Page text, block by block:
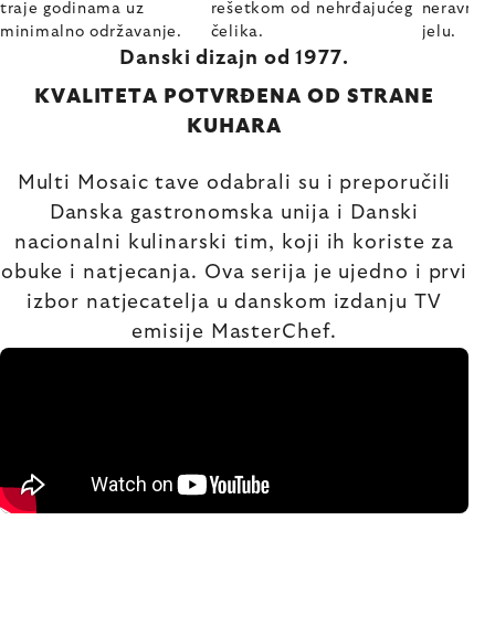
traje godinama uz
minimalno održavanje.
rešetkom od nehrđajućeg
čelika.
jelu.
Danski dizajn od 1977.
KVALITETA POTVRĐENA OD STRANE
KUHARA
Multi Mosaic tave odabrali su i preporučili
Danska gastronomska unija i Danski
nacionalni kulinarski tim, koji ih koriste za
obuke i natjecanja. Ova serija je ujedno i prvi
izbor natjecatelja u danskom izdanju TV
emisije MasterChef.